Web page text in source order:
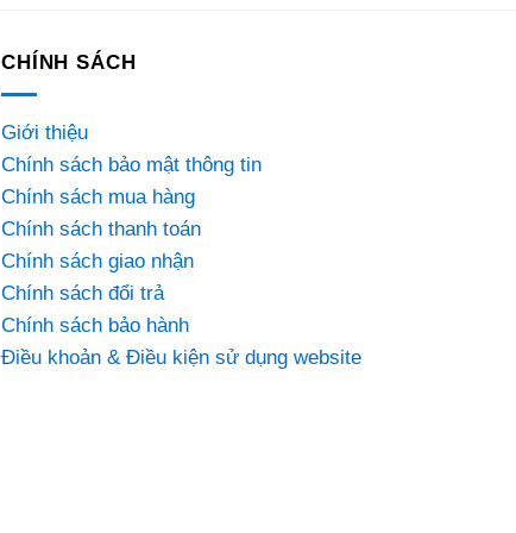
CHÍNH SÁCH
Giới thiệu
Chính sách bảo mật thông tin
Chính sách mua hàng
Chính sách thanh toán
Chính sách giao nhận
Chính sách đổi trả
Chính sách bảo hành
Điều khoản & Điều kiện sử dụng website